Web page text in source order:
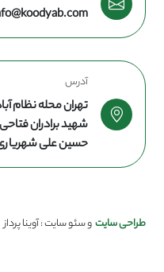
آدرس
تهران محله نظام
شهید برادران
حسین علی
طراحی سایتو سئو سایت : آوینا پرداز